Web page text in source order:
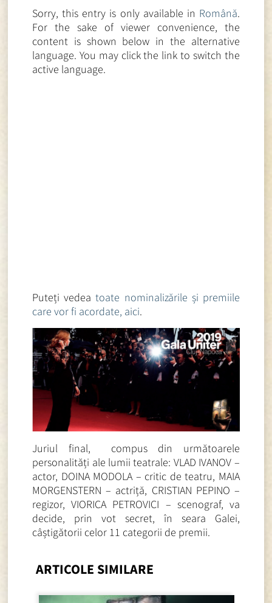
Sorry, this entry is only available in Română.
For the sake of viewer convenience, the
content is shown below in the alternative
language. You may click the link to switch the
active language.
Puteți vedeatoate nominalizările și premiile
care vor fi acordate, aici.
Juriul final, compus din următoarele
personalități ale lumii teatrale: VLAD IVANOV –
actor, DOINA MODOLA – critic de teatru, MAIA
MORGENSTERN – actriță, CRISTIAN PEPINO –
regizor, VIORICA PETROVICI – scenograf, va
decide, prin vot secret, în seara Galei,
câștigătorii celor 11 categorii de premii.
ARTICOLE SIMILARE